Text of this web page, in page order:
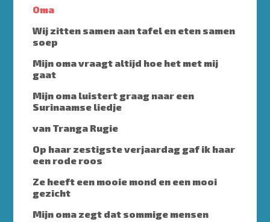
Oma
Wij zitten samen aan tafel en eten samen
soep
Mijn oma vraagt altijd hoe het met mij
gaat
Mijn oma luistert graag naar een
Surinaamse liedje
van Tranga Rugie
Op haar zestigste verjaardag gaf ik haar
een rode roos
Ze heeft een mooie mond en een mooi
gezicht
Mijn oma zegt dat sommige mensen